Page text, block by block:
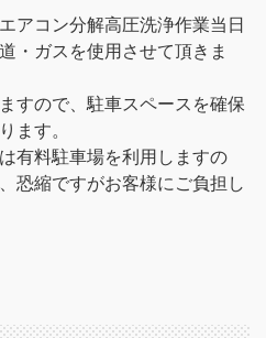
アコン分解高圧洗浄作業当日
・ガスを使用させて頂きま
すので、駐車スペースを確保
ます。
有料駐車場を利用しますの
恐縮ですがお客様にご負担し